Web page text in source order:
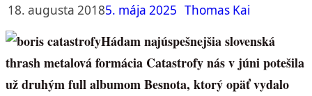
18. augusta 20185. mája 2025 Thomas Kai
Hádam najúspešnejšia slovenská
thrash metalová formácia Catastrofy nás v júni potešila
už druhým full albumom Besnota, ktorý opäť vydalo